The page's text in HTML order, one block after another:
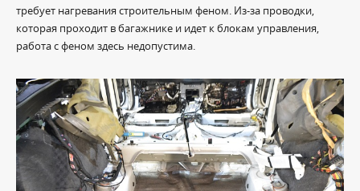
требует нагревания строительным феном. Из-за проводки,
которая проходит в багажнике и идет к блокам управления,
работа с феном здесь недопустима.